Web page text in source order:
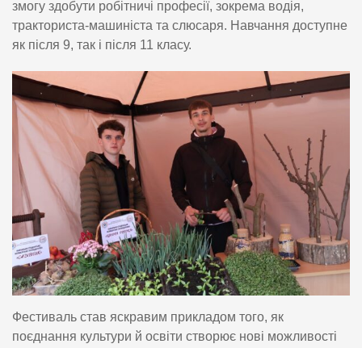
змогу здобути робітничі професії, зокрема водія,
тракториста-машиніста та слюсаря. Навчання доступне
як після 9, так і після 11 класу.
Фестиваль став яскравим прикладом того, як
поєднання культури й освіти створює нові можливості